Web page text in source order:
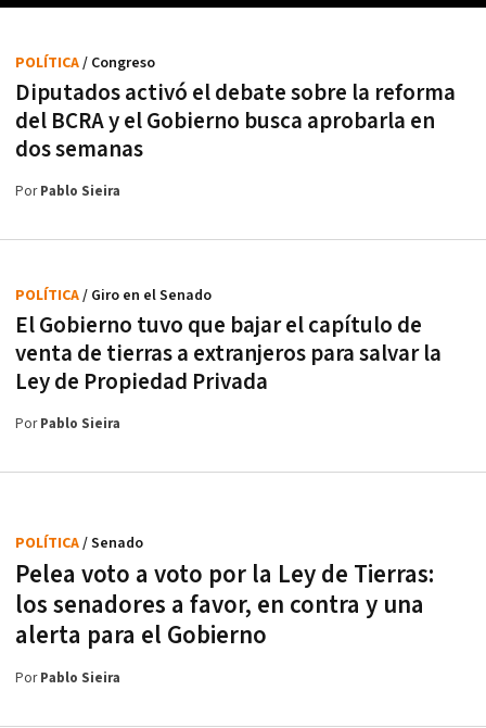
Diputados activó el debate sobre la reforma
del BCRA y el Gobierno busca aprobarla en
dos semanas
POLÍTICA/ Congreso
PorPablo Sieira
El Gobierno tuvo que bajar el capítulo de
venta de tierras a extranjeros para salvar la
Ley de Propiedad Privada
POLÍTICA/ Giro en el Senado
PorPablo Sieira
Pelea voto a voto por la Ley de Tierras:
los senadores a favor, en contra y una
alerta para el Gobierno
POLÍTICA/ Senado
PorPablo Sieira